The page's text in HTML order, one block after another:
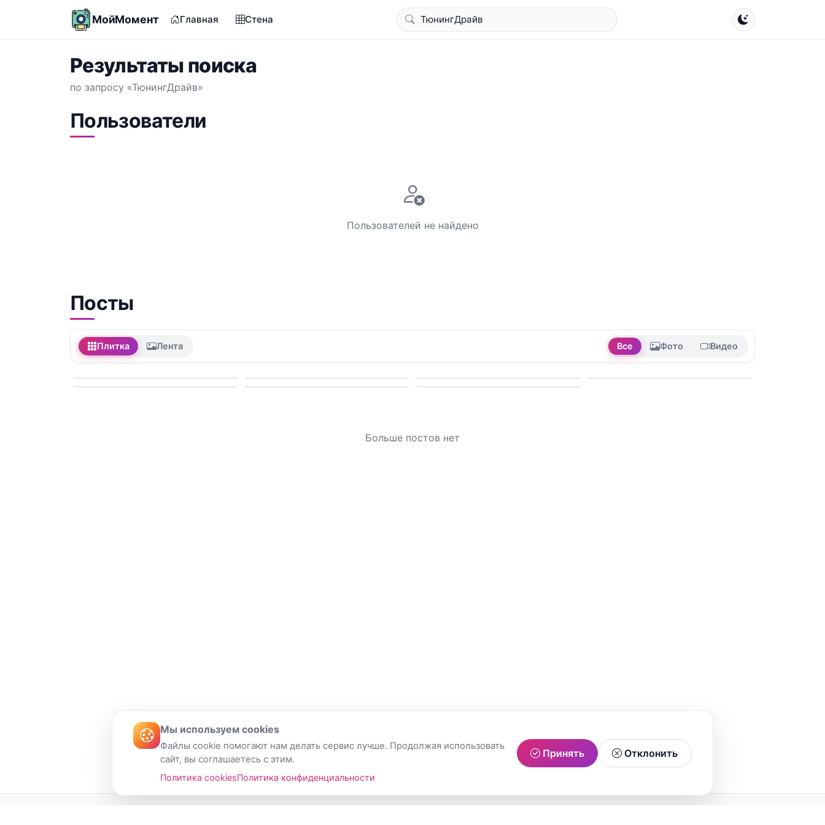
МойМомент Главная Стена
Результаты поиска
по запросу «ТюнингДрайв»
Пользователи
Пользователей не найдено
Посты
Плитка Лента Все Фото Видео
Больше постов нет
Мы используем cookies
Файлы cookie помогают нам делать сервис лучше. Продолжая использовать
сайт, вы соглашаетесь с этим.
Политика cookiesПолитика конфиденциальности
Принять Отклонить